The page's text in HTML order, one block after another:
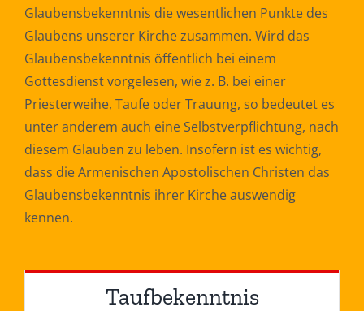
Glaubensbekenntnis die wesentlichen Punkte des
Glaubens unserer Kirche zusammen. Wird das
Glaubensbekenntnis öffentlich bei einem
Gottesdienst vorgelesen, wie z. B. bei einer
Priesterweihe, Taufe oder Trauung, so bedeutet es
unter anderem auch eine Selbstverpflichtung, nach
diesem Glauben zu leben. Insofern ist es wichtig,
dass die Armenischen Apostolischen Christen das
Glaubensbekenntnis ihrer Kirche auswendig
kennen.
Taufbekenntnis